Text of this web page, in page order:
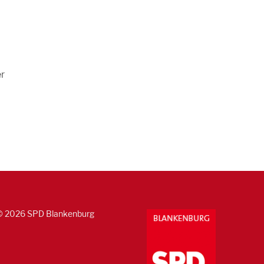
2026 SPD Blankenburg